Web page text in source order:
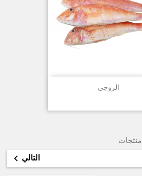
الروجي
التالي 